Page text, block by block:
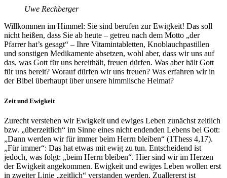
Uwe Rechberger
Willkommen im Himmel: Sie sind berufen zur Ewigkeit! Das soll
nicht heißen, dass Sie ab heute – getreu nach dem Motto „der
Pfarrer hat’s gesagt“ – Ihre Vitamintabletten, Knoblauchpastillen
und sonstigen Medikamente absetzen, wohl aber, dass wir uns auf
das, was Gott für uns bereithält, freuen dürfen. Was aber hält Gott
für uns bereit? Worauf dürfen wir uns freuen? Was erfahren wir in
der Bibel überhaupt über unsere himmlische Heimat?
Zeit und Ewigkeit
Zurecht verstehen wir Ewigkeit und ewiges Leben zunächst zeitlich
bzw. „überzeitlich“ im Sinne eines nicht endenden Lebens bei Gott:
„Dann werden wir für immer beim Herrn bleiben“ (1Thess 4,17).
„Für immer“: Das hat etwas mit ewig zu tun. Entscheidend ist
jedoch, was folgt: „beim Herrn bleiben“. Hier sind wir im Herzen
der Ewigkeit angekommen. Ewigkeit und ewiges Leben wollen erst
in zweiter Linie „zeitlich“ verstanden werden. Zuallererst ist